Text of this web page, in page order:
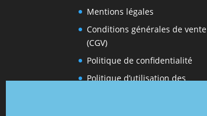
Mentions légales
Conditions générales de vente
(CGV)
Politique de confidentialité
Politique d’utilisation des